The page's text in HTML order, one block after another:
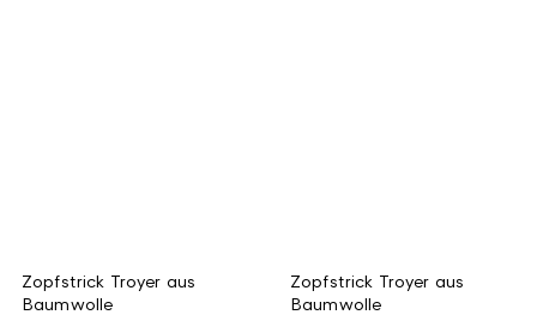
Zopfstrick Troyer aus
Baumwolle
Zopfstrick Troyer aus
Baumwolle